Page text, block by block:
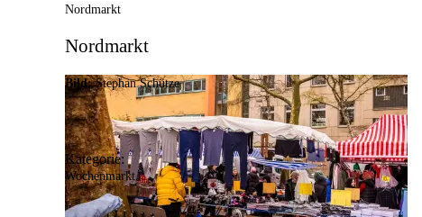
Nordmarkt
Nordmarkt
Bild: Stephan Schütze
Kategorie:
Wochenmarkt